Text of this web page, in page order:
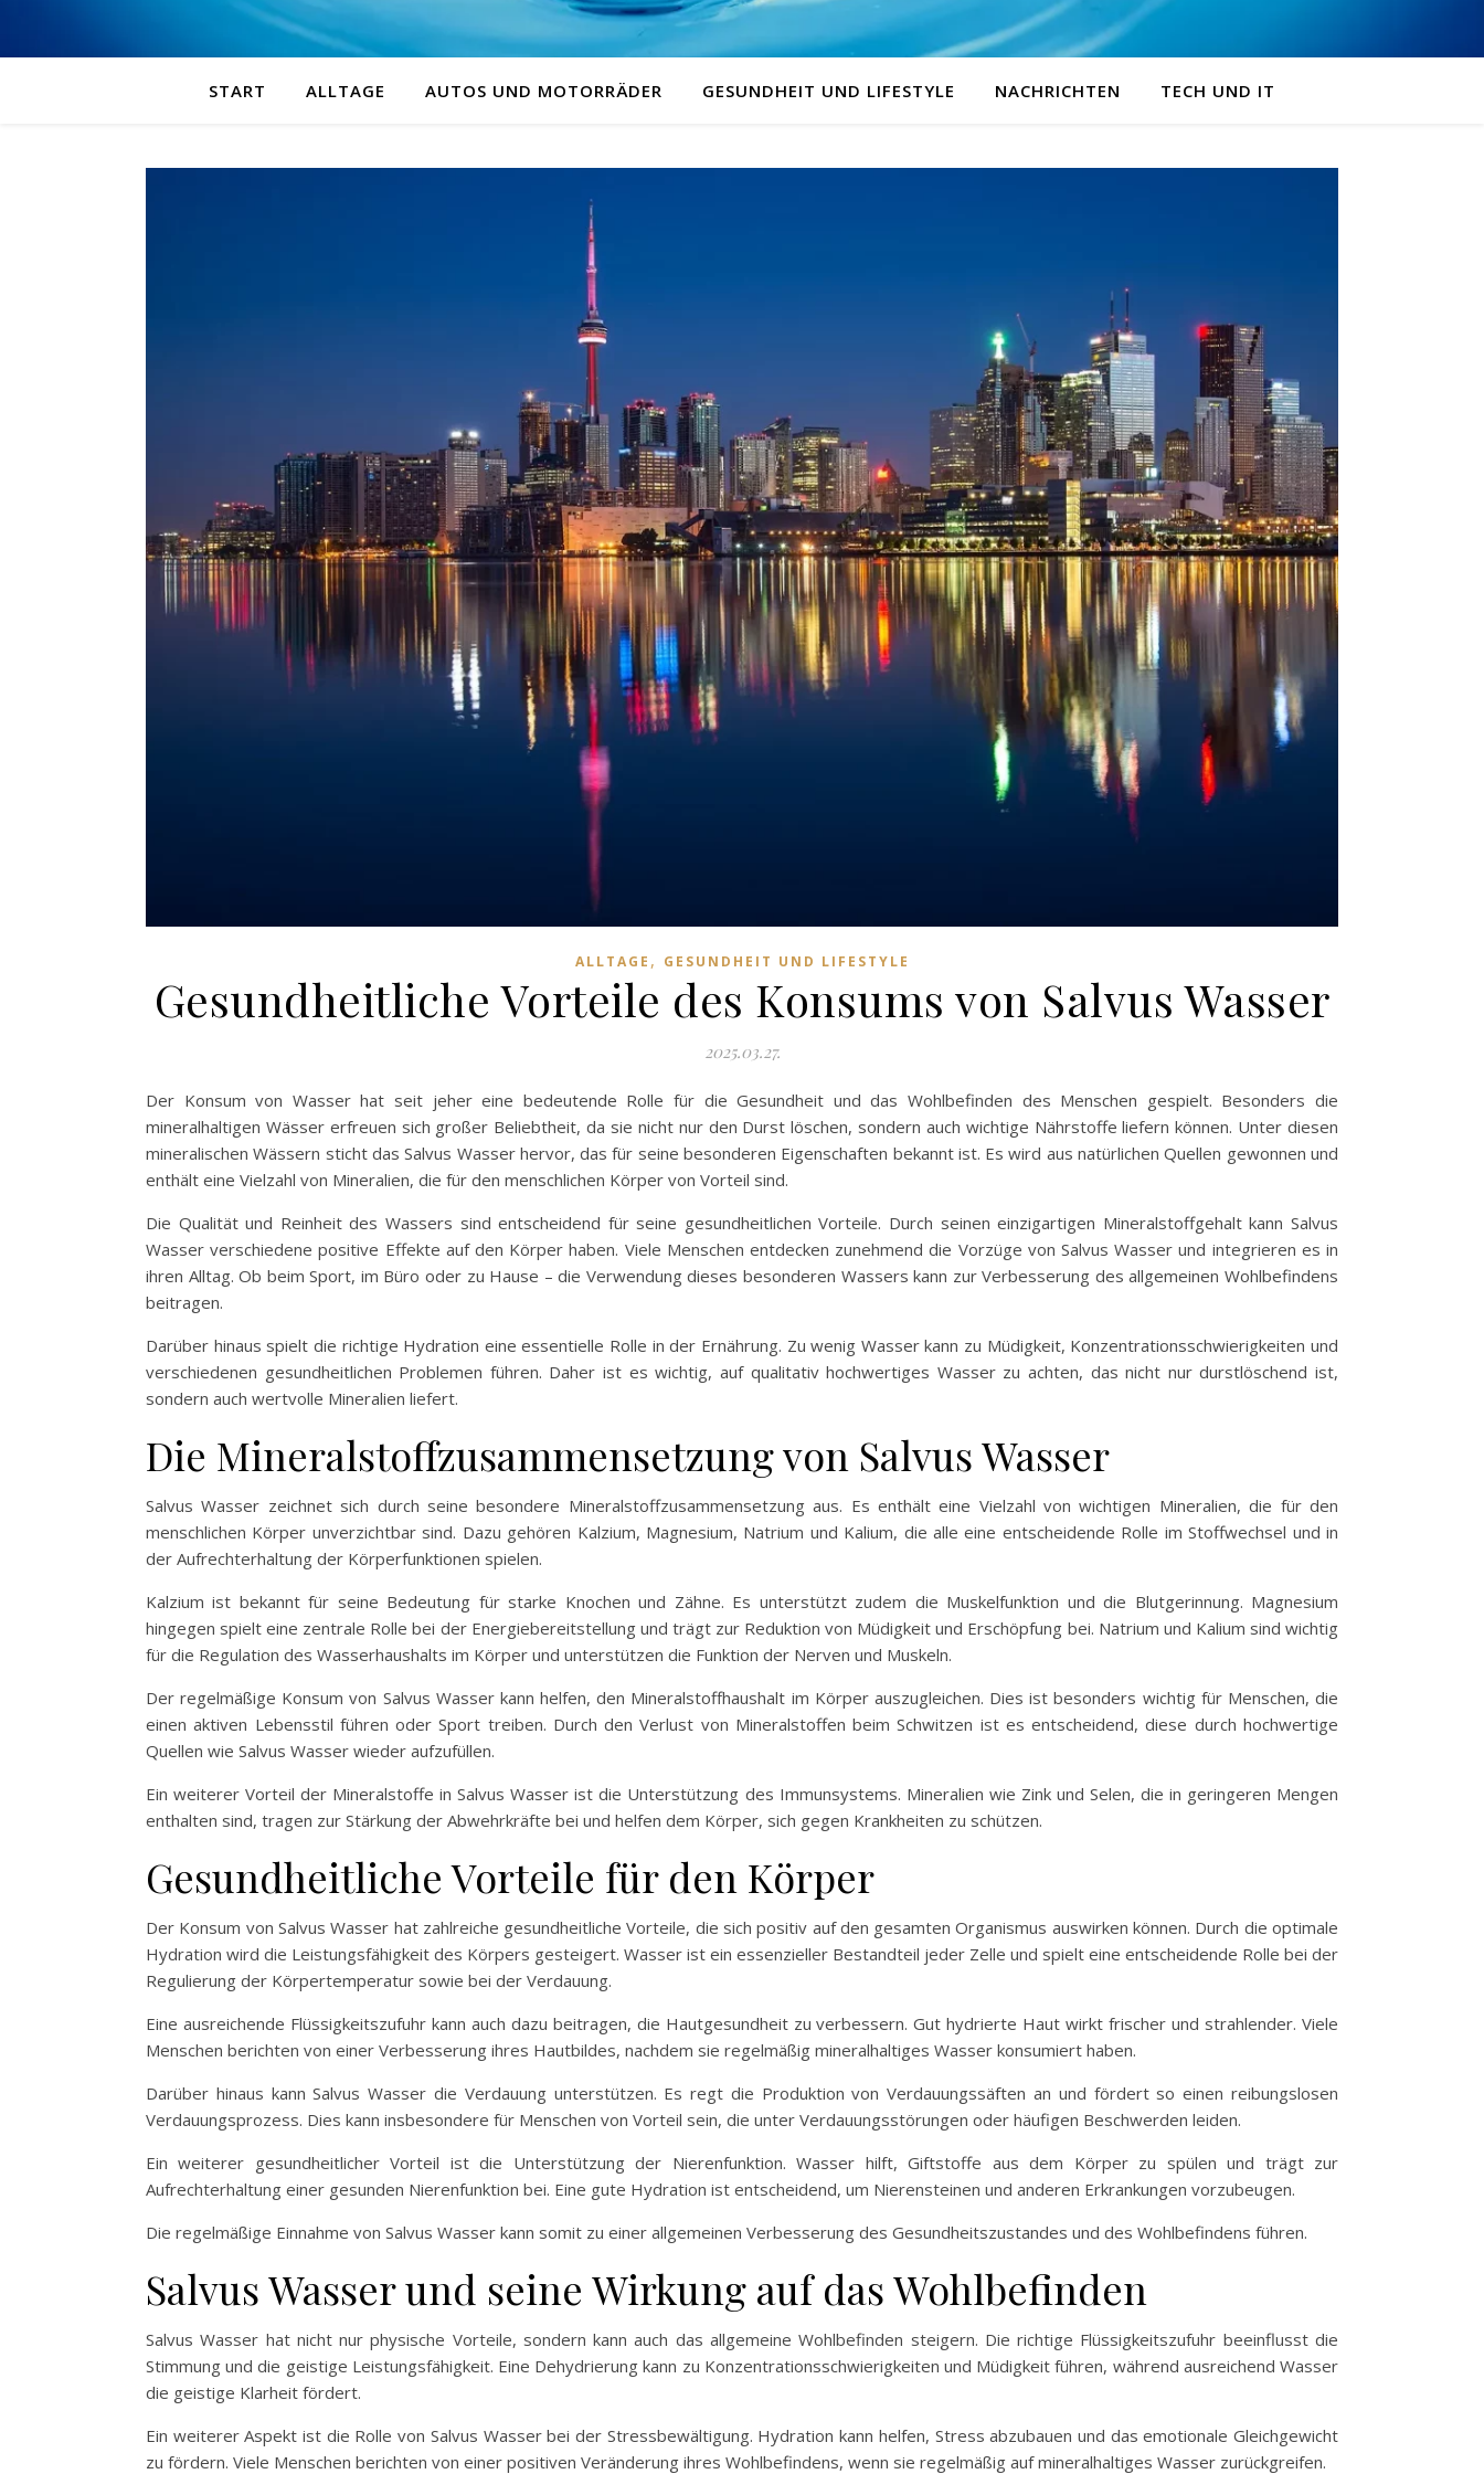
START ALLTAGE AUTOS UND MOTORRÄDER GESUNDHEIT UND LIFESTYLE NACHRICHTEN TECH UND IT
ALLTAGE , GESUNDHEIT UND LIFESTYLE
Gesundheitliche Vorteile des Konsums von Salvus Wasser
2025.03.27.
Der Konsum von Wasser hat seit jeher eine bedeutende Rolle für die Gesundheit und das Wohlbefinden des Menschen gespielt. Besonders die
mineralhaltigen Wässer erfreuen sich großer Beliebtheit, da sie nicht nur den Durst löschen, sondern auch wichtige Nährstoffe liefern können. Unter diesen
mineralischen Wässern sticht das Salvus Wasser hervor, das für seine besonderen Eigenschaften bekannt ist. Es wird aus natürlichen Quellen gewonnen und
enthält eine Vielzahl von Mineralien, die für den menschlichen Körper von Vorteil sind.
Die Qualität und Reinheit des Wassers sind entscheidend für seine gesundheitlichen Vorteile. Durch seinen einzigartigen Mineralstoffgehalt kann Salvus
Wasser verschiedene positive Effekte auf den Körper haben. Viele Menschen entdecken zunehmend die Vorzüge von Salvus Wasser und integrieren es in
ihren Alltag. Ob beim Sport, im Büro oder zu Hause – die Verwendung dieses besonderen Wassers kann zur Verbesserung des allgemeinen Wohlbefindens
beitragen.
Darüber hinaus spielt die richtige Hydration eine essentielle Rolle in der Ernährung. Zu wenig Wasser kann zu Müdigkeit, Konzentrationsschwierigkeiten und
verschiedenen gesundheitlichen Problemen führen. Daher ist es wichtig, auf qualitativ hochwertiges Wasser zu achten, das nicht nur durstlöschend ist,
sondern auch wertvolle Mineralien liefert.
Die Mineralstoffzusammensetzung von Salvus Wasser
Salvus Wasser zeichnet sich durch seine besondere Mineralstoffzusammensetzung aus. Es enthält eine Vielzahl von wichtigen Mineralien, die für den
menschlichen Körper unverzichtbar sind. Dazu gehören Kalzium, Magnesium, Natrium und Kalium, die alle eine entscheidende Rolle im Stoffwechsel und in
der Aufrechterhaltung der Körperfunktionen spielen.
Kalzium ist bekannt für seine Bedeutung für starke Knochen und Zähne. Es unterstützt zudem die Muskelfunktion und die Blutgerinnung. Magnesium
hingegen spielt eine zentrale Rolle bei der Energiebereitstellung und trägt zur Reduktion von Müdigkeit und Erschöpfung bei. Natrium und Kalium sind wichtig
für die Regulation des Wasserhaushalts im Körper und unterstützen die Funktion der Nerven und Muskeln.
Der regelmäßige Konsum von Salvus Wasser kann helfen, den Mineralstoffhaushalt im Körper auszugleichen. Dies ist besonders wichtig für Menschen, die
einen aktiven Lebensstil führen oder Sport treiben. Durch den Verlust von Mineralstoffen beim Schwitzen ist es entscheidend, diese durch hochwertige
Quellen wie Salvus Wasser wieder aufzufüllen.
Ein weiterer Vorteil der Mineralstoffe in Salvus Wasser ist die Unterstützung des Immunsystems. Mineralien wie Zink und Selen, die in geringeren Mengen
enthalten sind, tragen zur Stärkung der Abwehrkräfte bei und helfen dem Körper, sich gegen Krankheiten zu schützen.
Gesundheitliche Vorteile für den Körper
Der Konsum von Salvus Wasser hat zahlreiche gesundheitliche Vorteile, die sich positiv auf den gesamten Organismus auswirken können. Durch die optimale
Hydration wird die Leistungsfähigkeit des Körpers gesteigert. Wasser ist ein essenzieller Bestandteil jeder Zelle und spielt eine entscheidende Rolle bei der
Regulierung der Körpertemperatur sowie bei der Verdauung.
Eine ausreichende Flüssigkeitszufuhr kann auch dazu beitragen, die Hautgesundheit zu verbessern. Gut hydrierte Haut wirkt frischer und strahlender. Viele
Menschen berichten von einer Verbesserung ihres Hautbildes, nachdem sie regelmäßig mineralhaltiges Wasser konsumiert haben.
Darüber hinaus kann Salvus Wasser die Verdauung unterstützen. Es regt die Produktion von Verdauungssäften an und fördert so einen reibungslosen
Verdauungsprozess. Dies kann insbesondere für Menschen von Vorteil sein, die unter Verdauungsstörungen oder häufigen Beschwerden leiden.
Ein weiterer gesundheitlicher Vorteil ist die Unterstützung der Nierenfunktion. Wasser hilft, Giftstoffe aus dem Körper zu spülen und trägt zur
Aufrechterhaltung einer gesunden Nierenfunktion bei. Eine gute Hydration ist entscheidend, um Nierensteinen und anderen Erkrankungen vorzubeugen.
Die regelmäßige Einnahme von Salvus Wasser kann somit zu einer allgemeinen Verbesserung des Gesundheitszustandes und des Wohlbefindens führen.
Salvus Wasser und seine Wirkung auf das Wohlbefinden
Salvus Wasser hat nicht nur physische Vorteile, sondern kann auch das allgemeine Wohlbefinden steigern. Die richtige Flüssigkeitszufuhr beeinflusst die
Stimmung und die geistige Leistungsfähigkeit. Eine Dehydrierung kann zu Konzentrationsschwierigkeiten und Müdigkeit führen, während ausreichend Wasser
die geistige Klarheit fördert.
Ein weiterer Aspekt ist die Rolle von Salvus Wasser bei der Stressbewältigung. Hydration kann helfen, Stress abzubauen und das emotionale Gleichgewicht
zu fördern. Viele Menschen berichten von einer positiven Veränderung ihres Wohlbefindens, wenn sie regelmäßig auf mineralhaltiges Wasser zurückgreifen.